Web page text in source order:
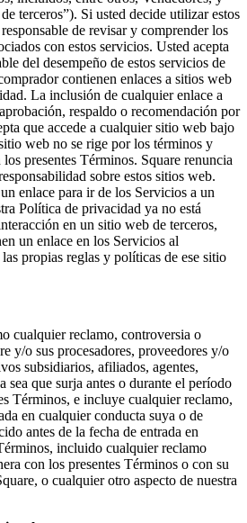
terceros”). Si usted decide utilizar estos
de revisar y comprender los
con estos servicios. Usted acepta
del desempeño de estos servicios de
contienen enlaces a sitios web
La inclusión de cualquier enlace a
respaldo o recomendación por
que accede a cualquier sitio web bajo
web no se rige por los términos y
presentes Términos. Square renuncia
sobre estos sitios web.
enlace para ir de los Servicios a un
Política de privacidad ya no está
en un sitio web de terceros,
un enlace en los Servicios al
propias reglas y políticas de ese sitio
cualquier reclamo, controversia o
y/o sus procesadores, proveedores y/o
subsidiarios, afiliados, agentes,
sea que surja antes o durante el período
Términos, e incluye cualquier reclamo,
en cualquier conducta suya o de
antes de la fecha de entrada en
incluido cualquier reclamo
con los presentes Términos o con su
o cualquier otro aspecto de nuestra